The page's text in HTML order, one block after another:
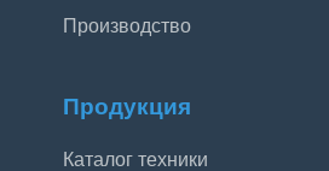
Производство
Продукция
Каталог техники